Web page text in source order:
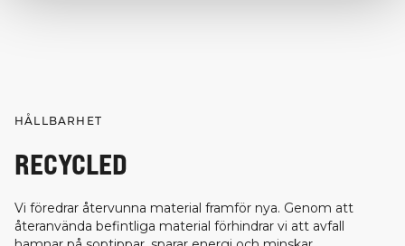
HÅLLBARHET
RECYCLED
Vi föredrar återvunna material framför nya. Genom att
återanvända befintliga material förhindrar vi att avfall